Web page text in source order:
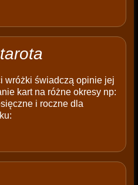
wróżki świadczą opinie jej
kart na różne okresy np:
i roczne dla